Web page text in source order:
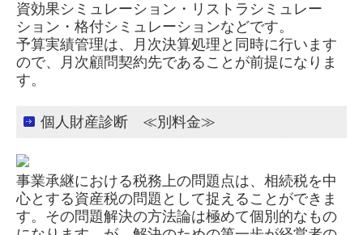
資効果シミュレーション・リストラシミュレー
ション・格付シミュレーションなどです。
予算実績管理は、月次決算処理と同時に行います
ので、月次顧問契約先であることが前提になりま
す。
個人財産診断 ≪別料金≫
事業承継における税務上の問題点は、相続税を中
心とする資産税の問題として捉えることができま
す。その問題解決の方法論は極めて個別的なもの